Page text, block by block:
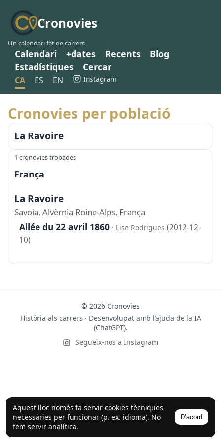
Cronovies
Un calendari fet de carrers
Calendari +dates Recents
Blog
Estadístiques
Cercar
CA ES EN Instagram
Aquest lloc només fa servir cookies tècniques
necessàries per funcionar (p. ex. idioma). No
fem servir analítica.
D’acord
Cronovies per població
La Ravoire
1 cronovies trobades
França
La Ravoire
Savoia, Alvèrnia-Roine-Alps, França
Allée du 22 avril 1860 · Lise Rodrigues (2012-12-
10)
© 2026 Cronovies
Història als carrers · Desenvolupat amb l’ajuda de la IA
(ChatGPT).
Segueix-nos a Instagram